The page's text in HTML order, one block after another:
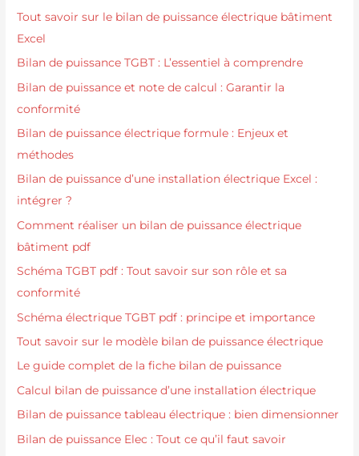
Tout savoir sur le bilan de puissance électrique bâtiment
Excel
Bilan de puissance TGBT : L’essentiel à comprendre
Bilan de puissance et note de calcul : Garantir la
conformité
Bilan de puissance électrique formule : Enjeux et
méthodes
Bilan de puissance d’une installation électrique Excel :
intégrer ?
Comment réaliser un bilan de puissance électrique
bâtiment pdf
Schéma TGBT pdf : Tout savoir sur son rôle et sa
conformité
Schéma électrique TGBT pdf : principe et importance
Tout savoir sur le modèle bilan de puissance électrique
Le guide complet de la fiche bilan de puissance
Calcul bilan de puissance d’une installation électrique
Bilan de puissance tableau électrique : bien dimensionner
Bilan de puissance Elec : Tout ce qu’il faut savoir